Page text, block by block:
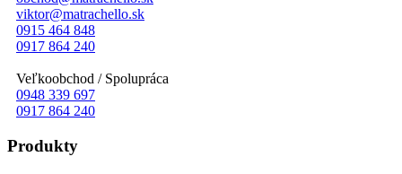
viktor@matrachello.sk
0915 464 848
0917 864 240
Veľkoobchod / Spolupráca
0948 339 697
0917 864 240
Produkty